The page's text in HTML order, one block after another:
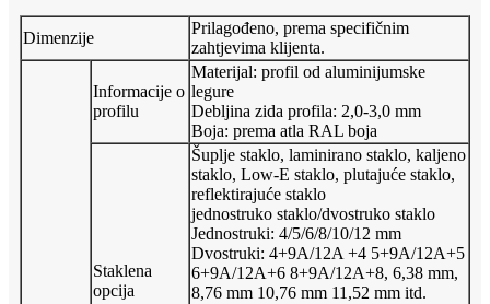
Dimenzije
Prilagođeno, prema specifičnim
zahtjevima klijenta.
Informacije o
profilu
Materijal: profil od aluminijumske
legure
Debljina zida profila: 2,0-3,0 mm
Boja: prema atla RAL boja
Staklena
opcija
Šuplje staklo, laminirano staklo, kaljeno
staklo, Low-E staklo, plutajuće staklo,
reflektirajuće staklo
jednostruko staklo/dvostruko staklo
Jednostruki: 4/5/6/8/10/12 mm
Dvostruki: 4+9A/12A +4 5+9A/12A+5
6+9A/12A+6 8+9A/12A+8, 6,38 mm,
8,76 mm 10,76 mm 11,52 mm itd.